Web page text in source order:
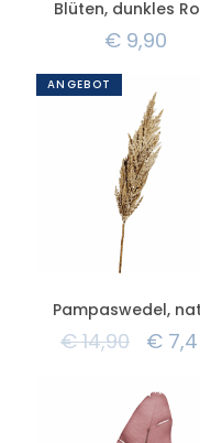
Blüten, dunkles
€ 9,90
ANGEBOT
Pampaswedel,
€14,90 €